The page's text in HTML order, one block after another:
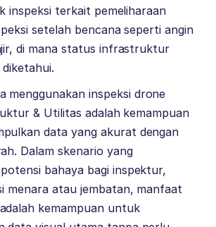
inspeksi terkait pemeliharaan
setelah bencana seperti angin
di mana status infrastruktur
menggunakan inspeksi drone
& Utilitas adalah kemampuan
data yang akurat dengan
Dalam skenario yang
bahaya bagi inspektur,
menara atau jembatan, manfaat
kemampuan untuk